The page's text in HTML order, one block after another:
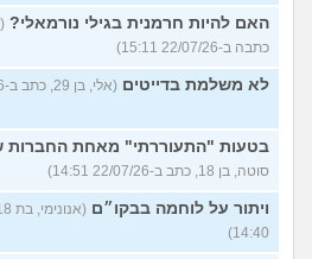
האם להיות חרמנית בגילי נורמאלי?
כתבה ב-22/07/26 15:11)
לא משלמת בדייטים (אלי, בן 29, כתב ב-22/07/26 15:00)
בטעות "התעוררתי" מאחת החברות
סוטה, בן 18, כתב ב-22/07/26 14:51)
ויתור על לוחמה בבקו״ם
14:40)